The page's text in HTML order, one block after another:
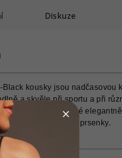
Diskuze
kousky jsou nadčasovou
a skvěle při sportu a při
působí také
topu/sportovní podprsenky.